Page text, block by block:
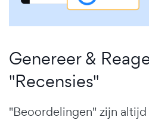
Genereer &
"Recensies"
"Beoordelingen" zijn